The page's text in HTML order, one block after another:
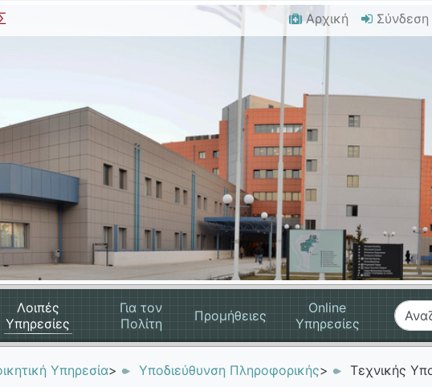
Αρχική Σύνδεση
Λοιπές
Υπηρεσίες
Για τον
Πολίτη
Προμήθειες
Online
Υπηρεσίες
Υπηρεσία> Υποδιεύθυνση Πληροφορικής> Τεχνικής